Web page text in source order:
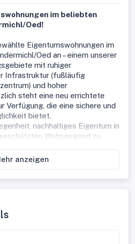
im beliebten
Oed!
Eigentumswohnungen im
Oed an – einem unserer
mit ruhiger
Infrastruktur (fußläufig
und hoher
steht eine neu errichtete
Verfügung, die eine sichere und
bietet.
nachhaltiges Eigentum in
Wohngegend zu
/ OED Bindermichl/ Albert-
Vom Flur aus
Das Wohnzimmer wurde mit
ergänzt., Die beiden geräumigen
begeistern. In der Küche
seinen Platz. Das Badezimmer
modernen Fliesen
anzeigen